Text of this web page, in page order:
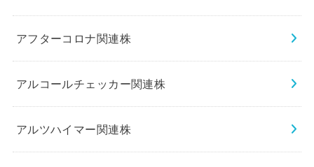
アフターコロナ関連株
アルコールチェッカー関連株
アルツハイマー関連株